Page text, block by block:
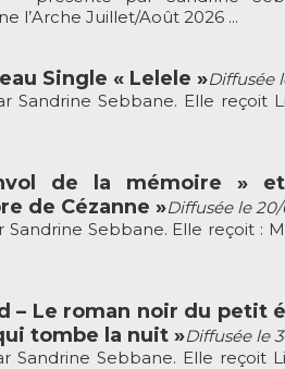
l’Arche Juillet/Août 2026 ...
Single « Lelele »Diffusée
Sandrine Sebbane. Elle reçoit
de la mémoire »
de Cézanne »Diffusée le
Sebbane. Elle reçoit :
– Le roman noir du petit
tombe la nuit »Diffusée le
Sandrine Sebbane. Elle reçoit